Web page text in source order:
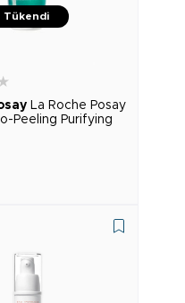
Tükendi
La Roche Posay
Peeling Purifying